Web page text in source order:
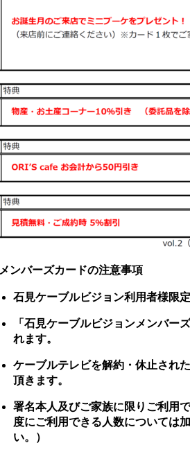
メンバーズカードの注意事項
石見ケーブルビジョン利用者様限定
「石見ケーブルビジョンメンバー
れます。
ケーブルテレビを解約・休止され
頂きます。
署名本人及びご家族に限りご利用
度にご利用できる人数については
い。）